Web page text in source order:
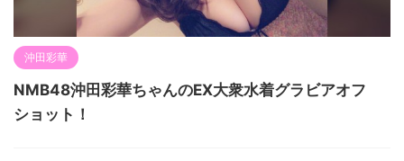
沖田彩華
NMB48沖田彩華ちゃんのEX大衆水着グラビアオフ
ショット！